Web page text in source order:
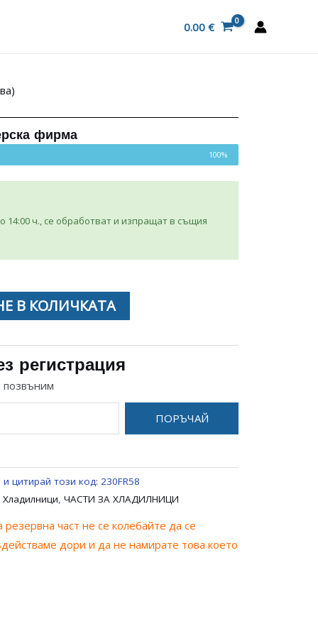
0.00 €
фирма
100%
14:00 ч., се обработват и изпращат в същия
В КОЛИЧКАТА
регистрация
ПОРЪЧАЙ
цитирай този код: 230FR58
, ЧАСТИ ЗА ХЛАДИЛНИЦИ
част не се колебайте да се
дори и да не намирате това което